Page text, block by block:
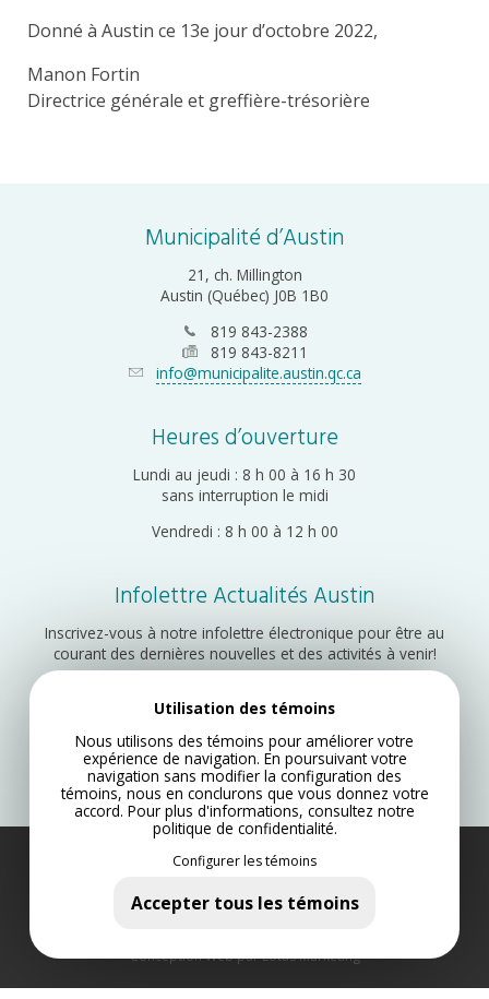
Donné à Austin ce 13e jour d’octobre 2022,
Manon Fortin
Directrice générale et greffière-trésorière
Municipalité d’Austin
21, ch. Millington
Austin (Québec) J0B 1B0
819 843-2388
819 843-8211
info@municipalite.austin.qc.ca
Heures d’ouverture
Lundi au jeudi : 8 h 00 à 16 h 30
sans interruption le midi
Vendredi : 8 h 00 à 12 h 00
Infolettre Actualités Austin
Inscrivez-vous à notre infolettre électronique pour être au
courant des dernières nouvelles et des activités à venir!
Inscription
Municipalité d’Austin 2022
Plan du site
Politique de confidentialité
Conception Web par Lotus Marketing
Utilisation des témoins
Nous utilisons des témoins pour améliorer votre
expérience de navigation. En poursuivant votre
navigation sans modifier la configuration des
témoins, nous en conclurons que vous donnez votre
accord. Pour plus d'informations, consultez notre
politique de confidentialité.
Configurer les témoins
Accepter tous les témoins